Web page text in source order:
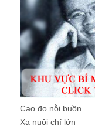
Cao đo nỗi buồn
Xa nuôi chí lớn